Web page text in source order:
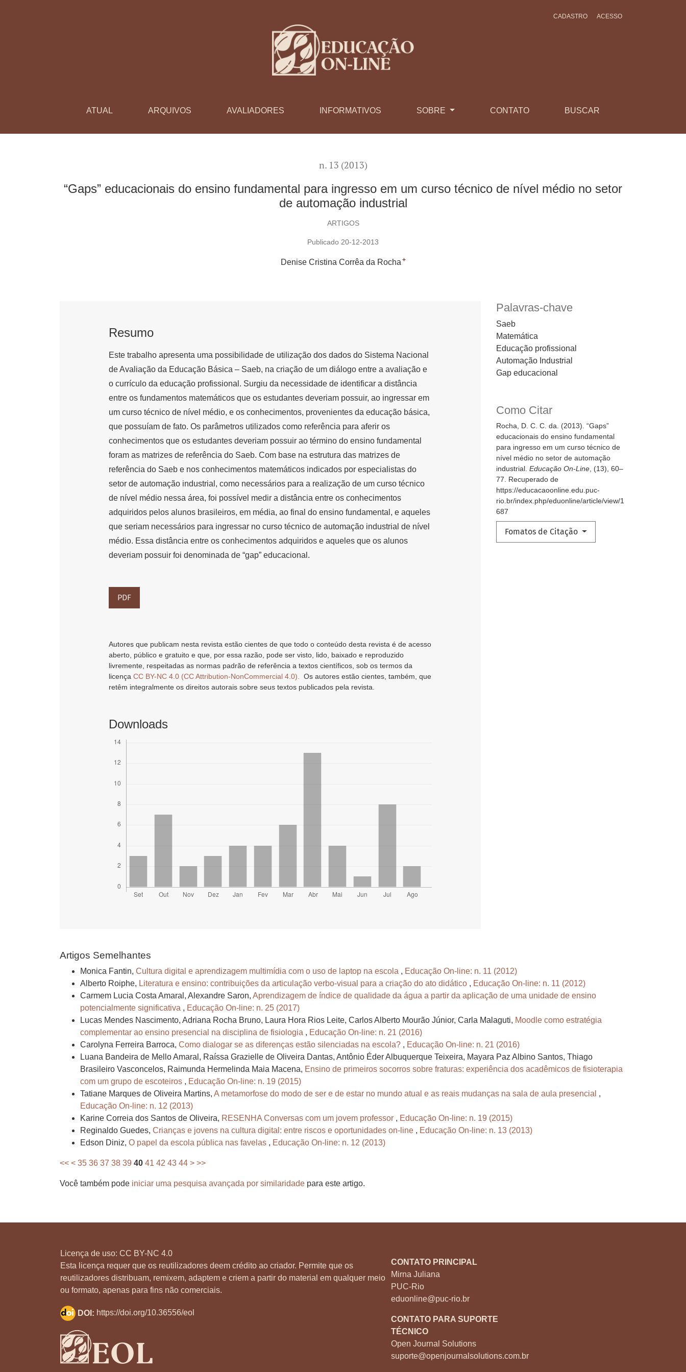
ATUAL ARQUIVOS AVALIADORES INFORMATIVOS SOBRE CONTATO BUSCAR
CADASTRO ACESSO
n. 13 (2013)
“Gaps” educacionais do ensino fundamental para ingresso em um curso técnico de nível médio no setor
de automação industrial
ARTIGOS
Publicado 20-12-2013
Denise Cristina Corrêa da Rocha +
Palavras-chave
Saeb
Matemática
Educação profissional
Automação Industrial
Gap educacional
Como Citar
Rocha, D. C. C. da. (2013). “Gaps”
educacionais do ensino fundamental
para ingresso em um curso técnico de
nível médio no setor de automação
industrial. Educação On-Line, (13), 60–
77. Recuperado de
https://educacaoonline.edu.puc-
rio.br/index.php/eduonline/article/view/1
687
Fomatos de Citação
Resumo
Este trabalho apresenta uma possibilidade de utilização dos dados do Sistema Nacional
de Avaliação da Educação Básica – Saeb, na criação de um diálogo entre a avaliação e
o currículo da educação profissional. Surgiu da necessidade de identificar a distância
entre os fundamentos matemáticos que os estudantes deveriam possuir, ao ingressar em
um curso técnico de nível médio, e os conhecimentos, provenientes da educação básica,
que possuíam de fato. Os parâmetros utilizados como referência para aferir os
conhecimentos que os estudantes deveriam possuir ao término do ensino fundamental
foram as matrizes de referência do Saeb. Com base na estrutura das matrizes de
referência do Saeb e nos conhecimentos matemáticos indicados por especialistas do
setor de automação industrial, como necessários para a realização de um curso técnico
de nível médio nessa área, foi possível medir a distância entre os conhecimentos
adquiridos pelos alunos brasileiros, em média, ao final do ensino fundamental, e aqueles
que seriam necessários para ingressar no curso técnico de automação industrial de nível
médio. Essa distância entre os conhecimentos adquiridos e aqueles que os alunos
deveriam possuir foi denominada de “gap” educacional.
PDF
Autores que publicam nesta revista estão cientes de que todo o conteúdo desta revista é de acesso
aberto, público e gratuito e que, por essa razão, pode ser visto, lido, baixado e reproduzido
livremente, respeitadas as normas padrão de referência a textos científicos, sob os termos da
licença CC BY-NC 4.0 (CC Attribution-NonCommercial 4.0). Os autores estão cientes, também, que
retêm integralmente os direitos autorais sobre seus textos publicados pela revista.
Downloads
Artigos Semelhantes
Monica Fantin, Cultura digital e aprendizagem multimídia com o uso de laptop na escola , Educação On-line: n. 11 (2012)
Alberto Roiphe, Literatura e ensino: contribuições da articulação verbo-visual para a criação do ato didático , Educação On-line: n. 11 (2012)
Carmem Lucia Costa Amaral, Alexandre Saron, Aprendizagem de índice de qualidade da água a partir da aplicação de uma unidade de ensino
potencialmente significativa , Educação On-line: n. 25 (2017)
Lucas Mendes Nascimento, Adriana Rocha Bruno, Laura Hora Rios Leite, Carlos Alberto Mourão Júnior, Carla Malaguti, Moodle como estratégia
complementar ao ensino presencial na disciplina de fisiologia , Educação On-line: n. 21 (2016)
Carolyna Ferreira Barroca, Como dialogar se as diferenças estão silenciadas na escola? , Educação On-line: n. 21 (2016)
Luana Bandeira de Mello Amaral, Raíssa Grazielle de Oliveira Dantas, Antônio Éder Albuquerque Teixeira, Mayara Paz Albino Santos, Thiago
Brasileiro Vasconcelos, Raimunda Hermelinda Maia Macena, Ensino de primeiros socorros sobre fraturas: experiência dos acadêmicos de fisioterapia
com um grupo de escoteiros , Educação On-line: n. 19 (2015)
Tatiane Marques de Oliveira Martins, A metamorfose do modo de ser e de estar no mundo atual e as reais mudanças na sala de aula presencial ,
Educação On-line: n. 12 (2013)
Karine Correia dos Santos de Oliveira, RESENHA Conversas com um jovem professor , Educação On-line: n. 19 (2015)
Reginaldo Guedes, Crianças e jovens na cultura digital: entre riscos e oportunidades on-line , Educação On-line: n. 13 (2013)
Edson Diniz, O papel da escola pública nas favelas , Educação On-line: n. 12 (2013)
<< < 35 36 37 38 39 40 41 42 43 44 > >>
Você também pode iniciar uma pesquisa avançada por similaridade para este artigo.
Licença de uso: CC BY-NC 4.0
Esta licença requer que os reutilizadores deem crédito ao criador. Permite que os
reutilizadores distribuam, remixem, adaptem e criem a partir do material em qualquer meio
ou formato, apenas para fins não comerciais.
CONTATO PRINCIPAL
Mirna Juliana
PUC-Rio
eduonline@puc-rio.br
CONTATO PARA SUPORTE
TÉCNICO
Open Journal Solutions
suporte@openjournalsolutions.com.br
DOI: https://doi.org/10.36556/eol